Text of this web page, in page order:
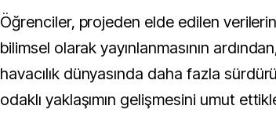
Öğrenciler, projeden elde edilen
bilimsel olarak yayınlanmasının
havacılık dünyasında daha fazla
odaklı yaklaşımın gelişmesini umut